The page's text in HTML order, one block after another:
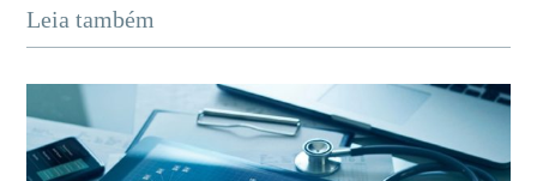
Leia também